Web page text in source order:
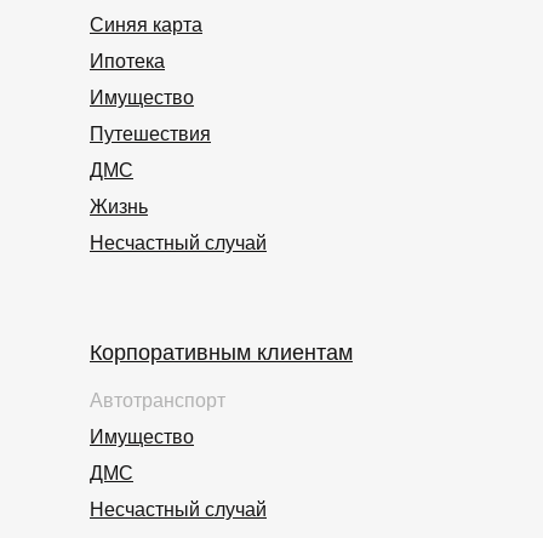
Корпоративным клиентам
Синяя карта
Автотранспорт
Имущество
ДМС
Несчастный случай
Ипотека
Имущество
Путешествия
ДМС
Жизнь
Несчастный случай